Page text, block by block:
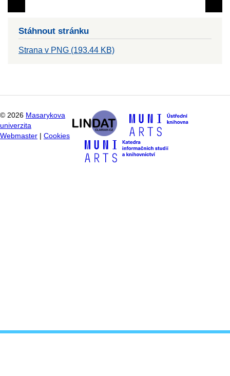
Stáhnout stránku
Strana v PNG (193.44 KB)
© 2026 Masarykova
univerzita
Webmaster
Cookies